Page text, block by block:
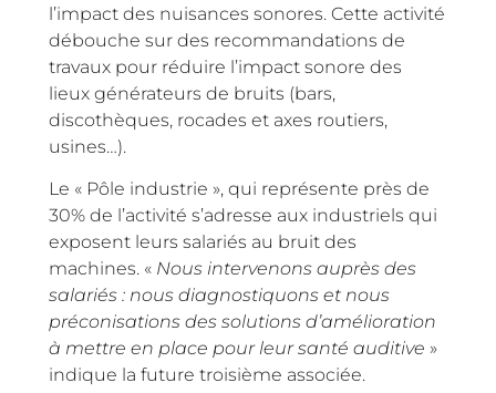
l’impact des nuisances sonores. Cette activité
débouche sur des recommandations de
travaux pour réduire l’impact sonore des
lieux générateurs de bruits (bars,
discothèques, rocades et axes routiers,
usines…).
Le « Pôle industrie », qui représente près de
30% de l’activité s’adresse aux industriels qui
exposent leurs salariés au bruit des
machines. « Nous intervenons auprès des
salariés : nous diagnostiquons et nous
préconisations des solutions d’amélioration
à mettre en place pour leur santé auditive »
indique la future troisième associée.